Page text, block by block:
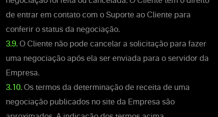
de entrar em contato com o Suporte ao Cliente para
conferir o status da negociação.
3.9. O Cliente não pode cancelar a solicitação para fazer
uma negociação após ela ser enviada para o servidor da
Empresa.
3.10. Os termos da determinação de receita de uma
negociação publicados no site da Empresa são